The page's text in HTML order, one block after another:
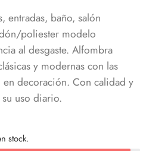
baño, salón
poliester modelo
al desgaste. Alfombra
y modernas con las
en decoración. Con calidad y
uso diario.
stock.